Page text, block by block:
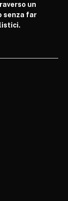
un
senza far